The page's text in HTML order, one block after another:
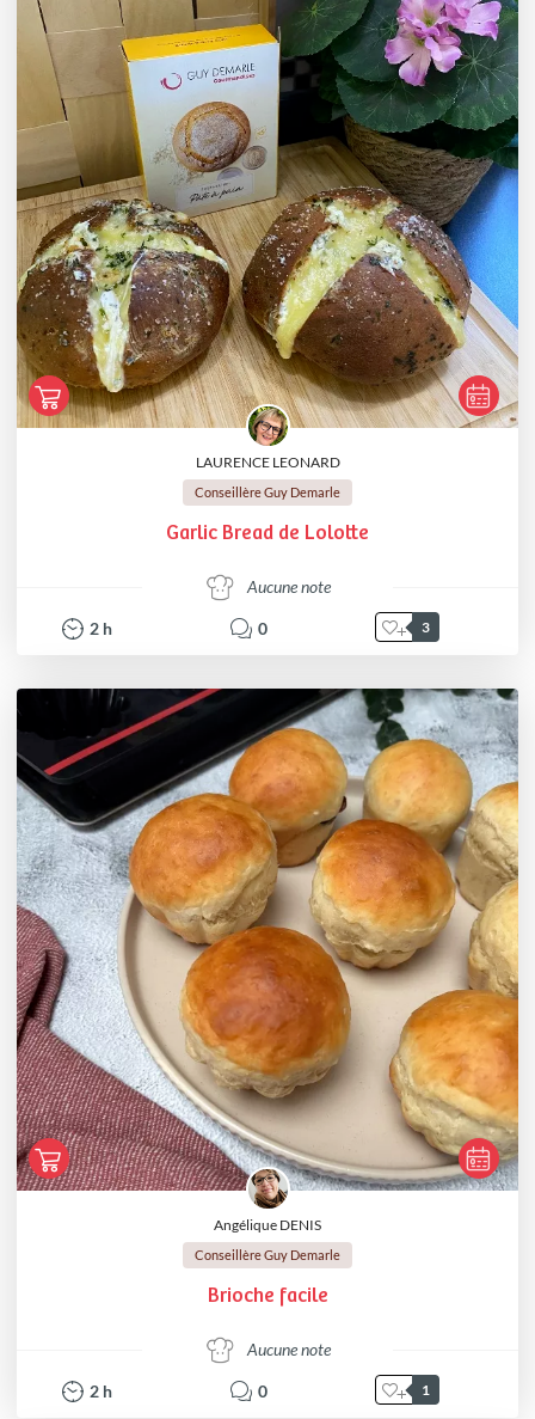
LAURENCE LEONARD
Conseillère Guy Demarle
Garlic Bread de Lolotte
Aucune note
2 h 0 3
Angélique DENIS
Conseillère Guy Demarle
Brioche facile
Aucune note
2 h 0 1